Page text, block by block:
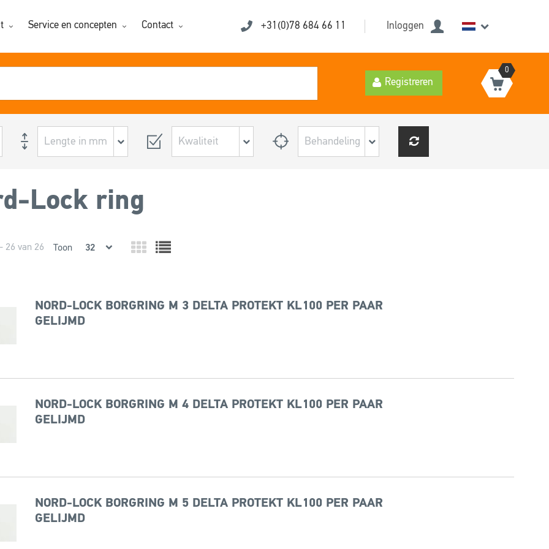
Service en concepten Contact +31(0)78 684 66 11 Inloggen
Registreren
0
Lock ring
26 van 26 Toon
NORD-LOCK BORGRING M 3 DELTA PROTEKT KL100 PER PAAR
GELIJMD
NORD-LOCK BORGRING M 4 DELTA PROTEKT KL100 PER PAAR
GELIJMD
NORD-LOCK BORGRING M 5 DELTA PROTEKT KL100 PER PAAR
GELIJMD